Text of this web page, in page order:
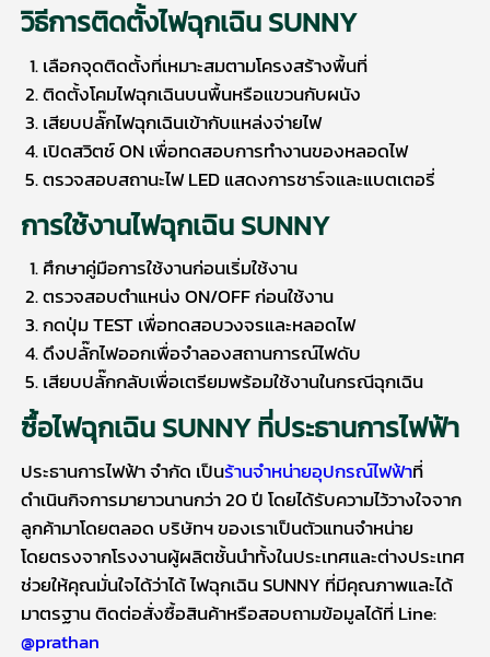
วิธีการติดตั้งไฟฉุกเฉิน SUNNY
เลือกจุดติดตั้งที่เหมาะสมตามโครงสร้างพื้นที่
ติดตั้งโคมไฟฉุกเฉินบนพื้นหรือแขวนกับผนัง
เสียบปลั๊กไฟฉุกเฉินเข้ากับแหล่งจ่ายไฟ
เปิดสวิตช์ ON เพื่อทดสอบการทำงานของหลอดไฟ
ตรวจสอบสถานะไฟ LED แสดงการชาร์จและแบตเตอรี่
การใช้งานไฟฉุกเฉิน SUNNY
ศึกษาคู่มือการใช้งานก่อนเริ่มใช้งาน
ตรวจสอบตำแหน่ง ON/OFF ก่อนใช้งาน
กดปุ่ม TEST เพื่อทดสอบวงจรและหลอดไฟ
ดึงปลั๊กไฟออกเพื่อจำลองสถานการณ์ไฟดับ
เสียบปลั๊กกลับเพื่อเตรียมพร้อมใช้งานในกรณีฉุกเฉิน
ซื้อไฟฉุกเฉิน SUNNYที่ประธานการไฟฟ้า
ประธานการไฟฟ้า จำกัด เป็นร้านจำหน่ายอุปกรณ์ไฟฟ้าที่
ดำเนินกิจการมายาวนานกว่า 20 ปี โดยได้รับความไว้วางใจจาก
ลูกค้ามาโดยตลอด บริษัทฯ ของเราเป็นตัวแทนจำหน่าย
โดยตรงจากโรงงานผู้ผลิตชั้นนำทั้งในประเทศและต่างประเทศ
ช่วยให้คุณมั่นใจได้ว่าได้ไฟฉุกเฉิน SUNNYที่มีคุณภาพและได้
มาตรฐาน ติดต่อสั่งซื้อสินค้าหรือสอบถามข้อมูลได้ที่ Line:
@prathan